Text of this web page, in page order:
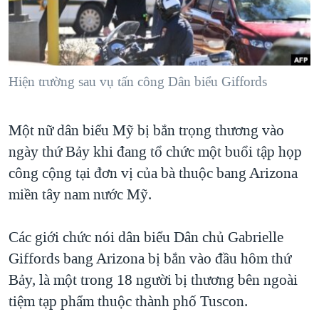
"Tìm"NGƯỜI VIỆT HẢI NGOẠI
ĐỜI SỐNG
KINH TẾ
KHOA HỌC
THỂ THAO
GIÁO DỤC
TẠI
HÀNH TRÌNH BẦU CỬ 2024
MỘT NĂM CHIẾN TRANH TẠI DẢI GAZA
GIẢI MÃ VÀNH ĐAI & CON ĐƯỜNG
TRỊNH VĨNH BÌNH - NGƯỜI HẠ 'BÊN THẮNG CUỘC'
GROUND ZERO – XƯA VÀ NAY
CHI PHÍ CHIẾN TRANH AFGHANISTAN
THƯỢNG ĐỈNH TRUMP-KIM TẠI VIỆT NAM
TRỊNH VĨNH BÌNH VS. CHÍNH PHỦ VIỆT NAM
NGƯ DÂN VIỆT VÀ LÀN SÓNG TRỘM HẢI SÂM
BÊN KIA QUỐC LỘ: TIẾNG VỌNG TỪ NÔNG THÔN MỸ
VIDEO
MẠNG XÃ HỘI
Ngôn ngữ khác
Hiện trường sau vụ tấn công Dân biểu Giffords
Một nữ dân biểu Mỹ bị bắn trọng thương vào
ngày thứ Bảy khi đang tổ chức một buổi tập họp
công cộng tại đơn vị của bà thuộc bang Arizona
miền tây nam nước Mỹ.
Các giới chức nói dân biểu Dân chủ Gabrielle
Giffords bang Arizona bị bắn vào đầu hôm thứ
Bảy, là một trong 18 người bị thương bên ngoài
tiệm tạp phẩm thuộc thành phố Tuscon.